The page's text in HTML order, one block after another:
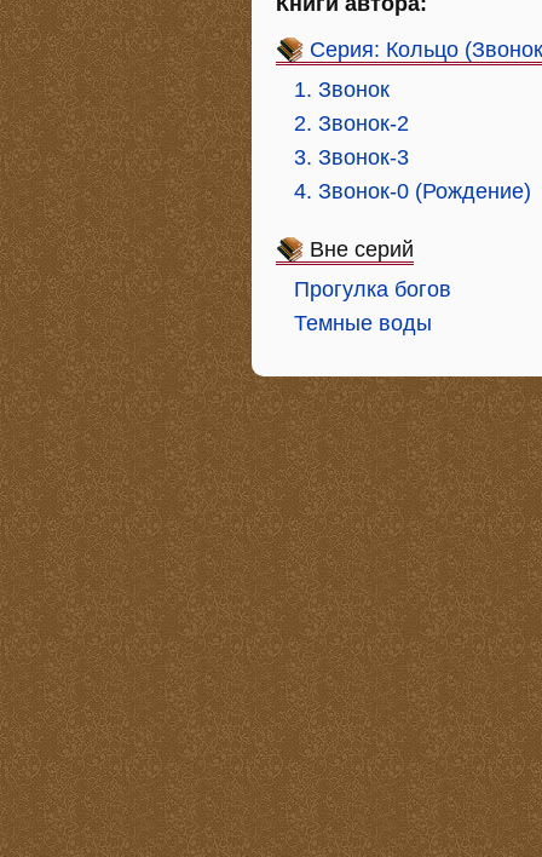
Серия: Кольцо
1. Звонок
2. Звонок-2
3. Звонок-3
4. Звонок-0 (Рождение)
Вне серий
Прогулка богов
Темные воды